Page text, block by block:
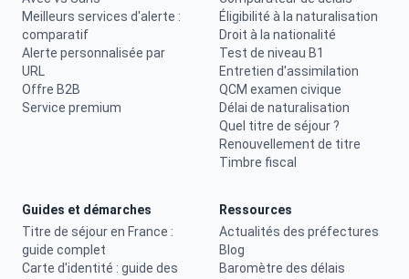
Meilleurs services d'alerte :
comparatif
Alerte personnalisée par
URL
Offre B2B
Service premium
Éligibilité à la naturalisation
Droit à la nationalité
Test de niveau B1
Entretien d'assimilation
QCM examen civique
Délai de naturalisation
Quel titre de séjour ?
Renouvellement de titre
Timbre fiscal
Guides et démarches
Titre de séjour en France :
guide complet
Carte d'identité : guide des
Ressources
Actualités des préfectures
Blog
Baromètre des délais